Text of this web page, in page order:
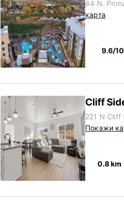
84 N.
карта
9.6/10
Cliff
221 N Cliff
Покажи
0.8 km